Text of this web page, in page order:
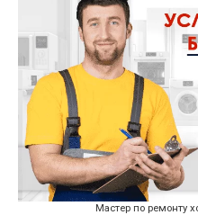
Мастер по ремонту